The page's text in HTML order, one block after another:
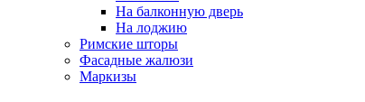
На балконную дверь
На лоджию
Римские шторы
Фасадные жалюзи
Маркизы